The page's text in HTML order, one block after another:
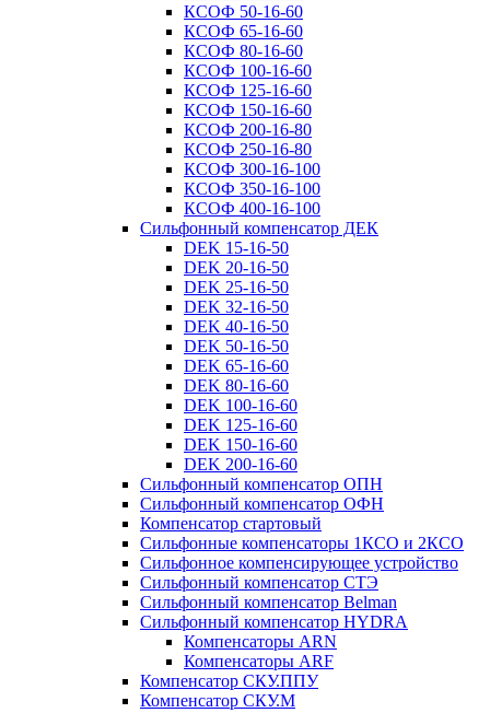
КСОФ 50-16-60
КСОФ 65-16-60
КСОФ 80-16-60
КСОФ 100-16-60
КСОФ 125-16-60
КСОФ 150-16-60
КСОФ 200-16-80
КСОФ 250-16-80
КСОФ 300-16-100
КСОФ 350-16-100
КСОФ 400-16-100
Сильфонный компенсатор ДЕК
DEK 15-16-50
DEK 20-16-50
DEK 25-16-50
DEK 32-16-50
DEK 40-16-50
DEK 50-16-50
DEK 65-16-60
DEK 80-16-60
DEK 100-16-60
DEK 125-16-60
DEK 150-16-60
DEK 200-16-60
Сильфонный компенсатор ОПН
Сильфонный компенсатор ОФН
Компенсатор стартовый
Сильфонные компенсаторы 1КСО и 2КСО
Сильфонное компенсирующее устройство
Сильфонный компенсатор СТЭ
Сильфонный компенсатор Belman
Сильфонный компенсатор HYDRA
Компенсаторы ARN
Компенсаторы ARF
Компенсатор СКУ.ППУ
Компенсатор СКУ.М